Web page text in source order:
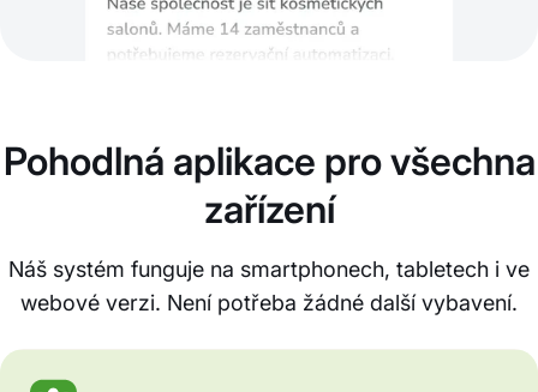
Pohodlná aplikace pro všechna
zařízení
Náš systém funguje na smartphonech, tabletech i ve
webové verzi. Není potřeba žádné další vybavení.